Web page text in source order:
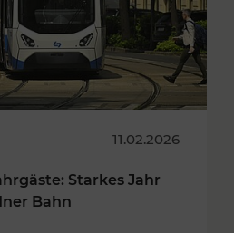
11.02.2026
Starkes Jahr
Bahn